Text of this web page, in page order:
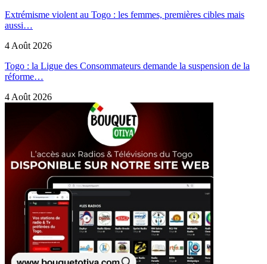
Extrémisme violent au Togo : les femmes, premières cibles mais
aussi…
4 Août 2026
Togo : la Ligue des Consommateurs demande la suspension de la
réforme…
4 Août 2026